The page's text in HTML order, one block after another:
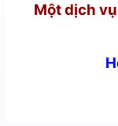
Một dịch